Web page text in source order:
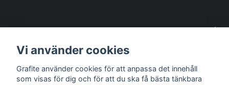
Vi använder cookies
Grafite använder cookies för att anpassa det innehåll
som visas för dig och för att du ska få bästa tänkbara